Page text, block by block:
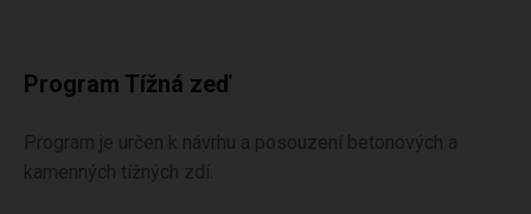
Program Tížná zeď
Program je určen k návrhu a posouzení betonových a
kamenných tížných zdí.